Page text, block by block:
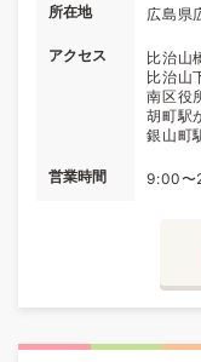
所在地 広島県
アクセス
比治山
比治山
南区役
胡町駅
銀山町
営業時間 9:00〜